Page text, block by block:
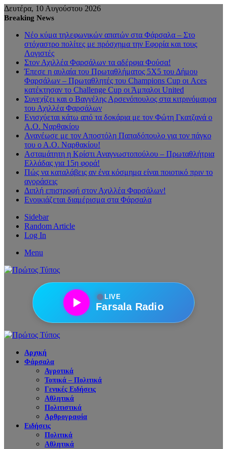
Δευτέρα, 10 Αυγούστου 2026
Breaking News
Νέο κύμα τηλεφωνικών απατών στα Φάρσαλα – Στο
στόχαστρο πολίτες με πρόσχημα την Εφορία και τους
Λογιστές
Στον Αχιλλέα Φαρσάλων τα αδέρφια Φούσα!
Έπεσε η αυλαία του Πρωταθλήματος 5Χ5 του Δήμου
Φαρσάλων – Πρωταθλητές του Champions Cup οι Aces
κατέκτησαν το Challenge Cup οι Άμπαλοι United
Συνεχίζει και ο Βαγγέλης Αρσενόπουλος στα κιτρινόμαυρα
του Αχιλλέα Φαρσάλων
Ενισχύεται κάτω από τα δοκάρια με τον Φώτη Γκατζανά ο
Α.Ο. Ναρθακίου
Ανανέωσε με τον Αποστόλη Παπαδόπουλο για τον πάγκο
του ο Α.Ο. Ναρθακίου!
Ασταμάτητη η Κρίστι Αναγνωστοπούλου – Πρωταθλήτρια
Ελλάδας για 15η φορά!
Πώς να καταλάβεις αν ένα κόσμημα είναι ποιοτικό πριν το
αγοράσεις
Διπλή επιστροφή στον Αχιλλέα Φαρσάλων!
Ενοικιάζεται διαμέρισμα στα Φάρσαλα
Sidebar
Random Article
Log In
Menu
●LIVE
Farsala Radio
Αρχική
Φάρσαλα
Αγροτικά
Τοπικά – Πολιτικά
Γενικές Ειδήσεις
Αθλητικά
Πολιτιστικά
Αρθρογραφία
Ειδήσεις
Πολιτικά
Αθλητικά